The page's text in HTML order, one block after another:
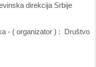
direkcija Srbije
- ( organizator ) : Društvo